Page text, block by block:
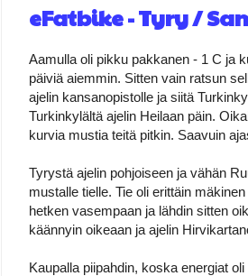
eFatbike - Tyry /
Aamulla oli pikku pakkanen - 1 C ja
päiviä aiemmin. Sitten vain ratsun
ajelin kansanopistolle ja siitä
Turkinkylältä ajelin Heilaan päin.
kurvia mustia teitä pitkin. Saavuin
Tyrystä ajelin pohjoiseen ja vähän
mustalle tielle. Tie oli erittäin
hetken vasempaan ja lähdin sitten
käännyin oikeaan ja ajelin
Kaupalla piipahdin, koska energiat